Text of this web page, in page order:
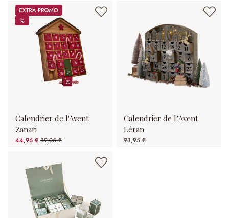
Promos
%
%
Calendrier de l'Avent
Zanari
44,96 € 89,95 €
(50.02%spared)
Calendrier de l’Avent
Léran
98,95 €